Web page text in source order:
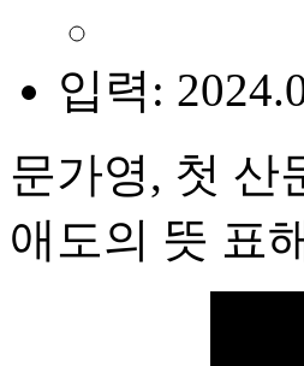
입력:
문가영, 첫
애도의 뜻 표